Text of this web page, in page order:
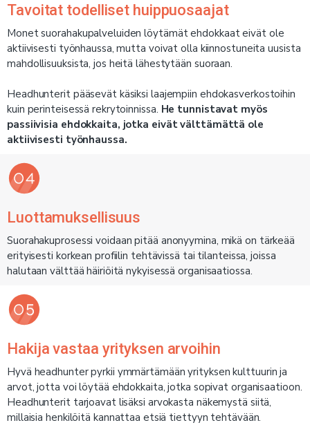
Tavoitat todelliset huippuosaajat
Monet suorahakupalveluiden löytämät ehdokkaat eivät ole
aktiivisesti työnhaussa, mutta voivat olla kiinnostuneita uusista
mahdollisuuksista, jos heitä lähestytään suoraan.
Headhunterit pääsevät käsiksi laajempiin ehdokasverkostoihin
kuin perinteisessä rekrytoinnissa. He tunnistavat myös
passiivisia ehdokkaita, jotka eivät välttämättä ole
aktiivisesti työnhaussa.
Luottamuksellisuus
Suorahakuprosessi voidaan pitää anonyymina, mikä on tärkeää
erityisesti korkean profiilin tehtävissä tai tilanteissa, joissa
halutaan välttää häiriöitä nykyisessä organisaatiossa.
Hakija vastaa yrityksen arvoihin
Hyvä headhunter pyrkii ymmärtämään yrityksen kulttuurin ja
arvot, jotta voi löytää ehdokkaita, jotka sopivat organisaatioon.
Headhunterit tarjoavat lisäksi arvokasta näkemystä siitä,
millaisia henkilöitä kannattaa etsiä tiettyyn tehtävään.